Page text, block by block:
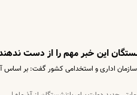
این خبر مهم را از دست
اداری و استخدامی کشور گفت: بر اساس آخرین